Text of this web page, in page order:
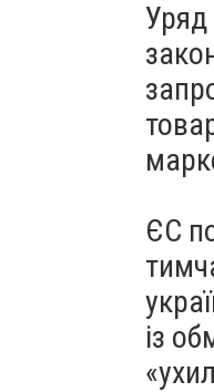
Уряд
ЄС
із